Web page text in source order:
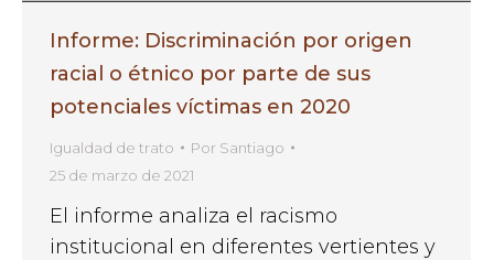
Informe: Discriminación por origen
racial o étnico por parte de sus
potenciales víctimas en 2020
Igualdad de trato Por Santiago
25 de marzo de 2021
El informe analiza el racismo
institucional en diferentes vertientes y